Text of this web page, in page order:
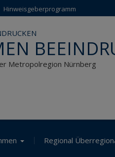
Hinweisgeberprogramm
Metropolregion Nürnberg
Regional